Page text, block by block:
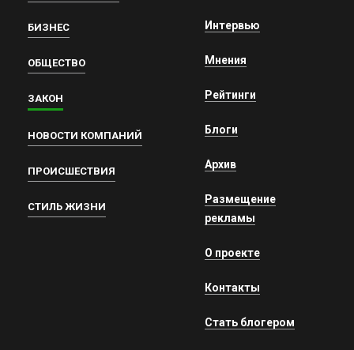
БИЗНЕС
ОБЩЕСТВО
ЗАКОН
НОВОСТИ КОМПАНИЙ
ПРОИСШЕСТВИЯ
СТИЛЬ ЖИЗНИ
Интервью
Мнения
Рейтинги
Блоги
Архив
Размещение
рекламы
О проекте
Контакты
Стать блогером